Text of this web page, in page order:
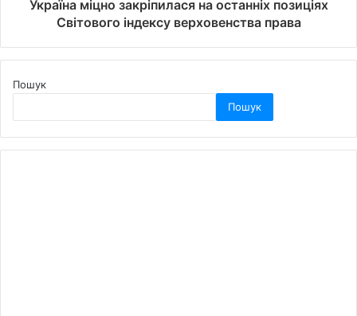
Україна міцно закріпилася на останніх позиціях
Світового індексу верховенства права
Пошук
Пошук